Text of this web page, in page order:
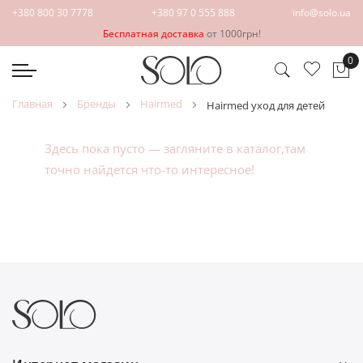
+380 800 30 7778 +380 97 0 555 888
info@solo.ua
Бесплатная доставка от 1000грн!
0
главная бренды hairmed hairmed уход для детей
Здесь пока пусто — загляните в каталог,там
точно найдется что-то интересное!